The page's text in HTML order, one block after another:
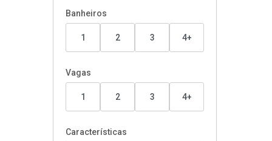
Banheiros
1 2 3 4+
Vagas
1 2 3 4+
Características